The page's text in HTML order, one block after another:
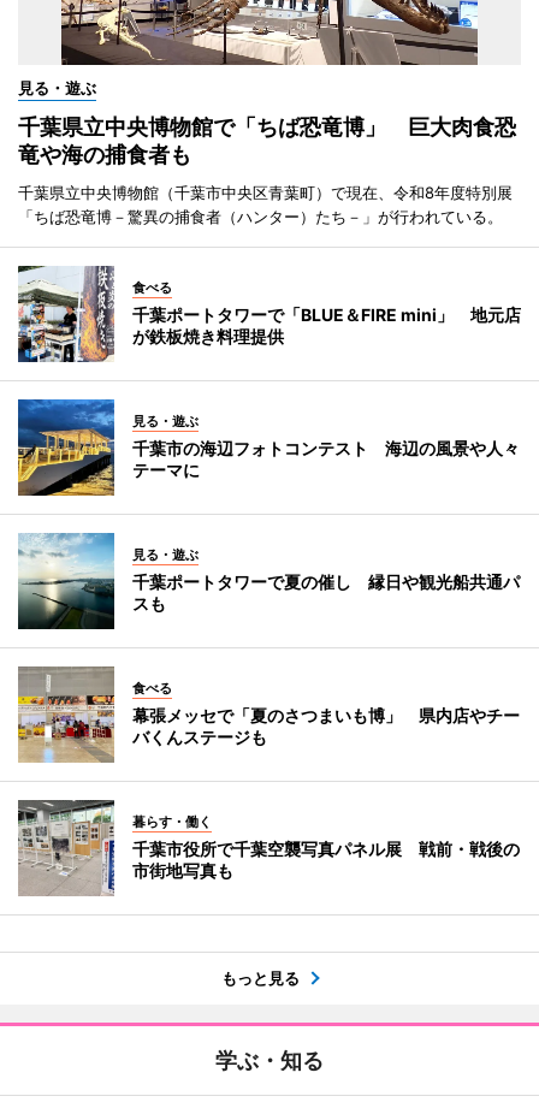
見る・遊ぶ
千葉県立中央博物館で「ちば恐竜博」 巨大肉食恐
竜や海の捕食者も
千葉県立中央博物館（千葉市中央区青葉町）で現在、令和8年度特別展
「ちば恐竜博－驚異の捕食者（ハンター）たち－」が行われている。
食べる
千葉ポートタワーで「BLUE＆FIRE mini」 地元店
が鉄板焼き料理提供
見る・遊ぶ
千葉市の海辺フォトコンテスト 海辺の風景や人々
テーマに
見る・遊ぶ
千葉ポートタワーで夏の催し 縁日や観光船共通パ
スも
食べる
幕張メッセで「夏のさつまいも博」 県内店やチー
バくんステージも
暮らす・働く
千葉市役所で千葉空襲写真パネル展 戦前・戦後の
市街地写真も
もっと見る
学ぶ・知る